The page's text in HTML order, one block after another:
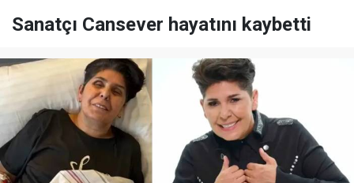
Sanatçı Cansever hayatını kaybetti